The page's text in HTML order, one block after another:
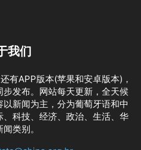
我们
有APP版本(苹果和安卓版本)，
发布。网站每天更新，全天候
新闻为主，分为葡萄牙语和中
科技、经济、政治、生活、华
类别。